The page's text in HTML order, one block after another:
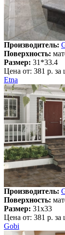
Производитель:
Поверхность:
Размер: 31*33.4
Цена от: 381 р. за
Etna
Производитель:
Поверхность:
Размер: 31x33
Цена от: 381 р. за
Gobi